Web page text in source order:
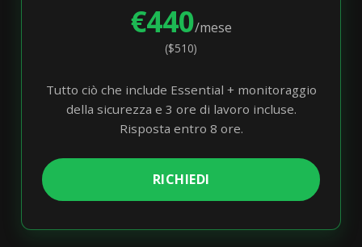
€440/mese
($510)
Tutto ciò che include Essential + monitoraggio
della sicurezza e 3 ore di lavoro incluse.
Risposta entro 8 ore.
RICHIEDI